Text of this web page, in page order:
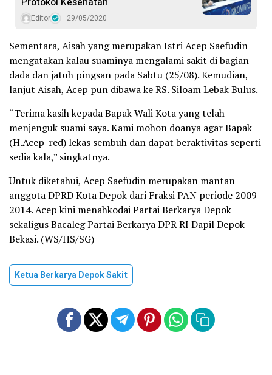
Editor 29/05/2020
Sementara, Aisah yang merupakan Istri Acep Saefudin
mengatakan kalau suaminya mengalami sakit di bagian
dada dan jatuh pingsan pada Sabtu (25/08). Kemudian,
lanjut Aisah, Acep pun dibawa ke RS. Siloam Lebak Bulus.
“Terima kasih kepada Bapak Wali Kota yang telah
menjenguk suami saya. Kami mohon doanya agar Bapak
(H.Acep-red) lekas sembuh dan dapat beraktivitas seperti
sedia kala,” singkatnya.
Untuk diketahui, Acep Saefudin merupakan mantan
anggota DPRD Kota Depok dari Fraksi PAN periode 2009-
2014. Acep kini menahkodai Partai Berkarya Depok
sekaligus Bacaleg Partai Berkarya DPR RI Dapil Depok-
Bekasi. (WS/HS/SG)
Ketua Berkarya Depok Sakit